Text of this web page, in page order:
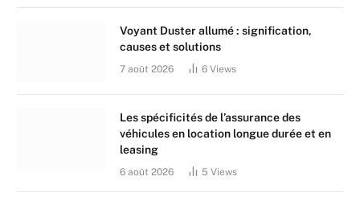
Voyant Duster allumé : signification,
causes et solutions
7 août 2026 6 Views
Les spécificités de l’assurance des
véhicules en location longue durée et en
leasing
6 août 2026 5 Views